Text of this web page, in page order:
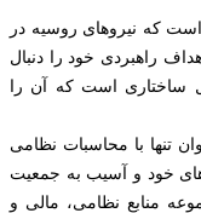
است که نیروهای روسیه در
راهبردی خود را دنبال
ساختاری است که آن را
تنها با محاسبات نظامی
خود و آسیب به جمعیت
منابع نظامی، مالی و